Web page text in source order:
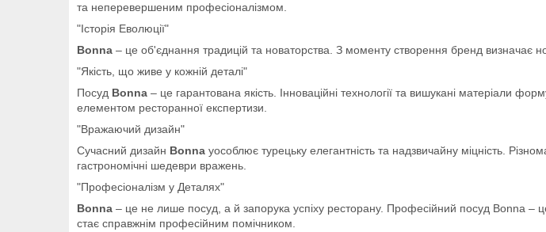
та неперевершеним професіоналізмом.
"Історія Еволюції"
Bonna – це об'єднання традицій та новаторства. З моменту створення бренд визначає
"Якість, що живе у кожній деталі"
Посуд Bonna – це гарантована якість. Інноваційні технології та вишукані матеріали
елементом ресторанної експертизи.
"Вражаючий дизайн"
Сучасний дизайн Bonna уособлює турецьку елегантність та надзвичайну міцність.
гастрономічні шедеври вражень.
"Професіоналізм у Деталях"
Bonna – це не лише посуд, а й запорука успіху ресторану. Професійний посуд Bonna –
стає справжнім професійним помічником.